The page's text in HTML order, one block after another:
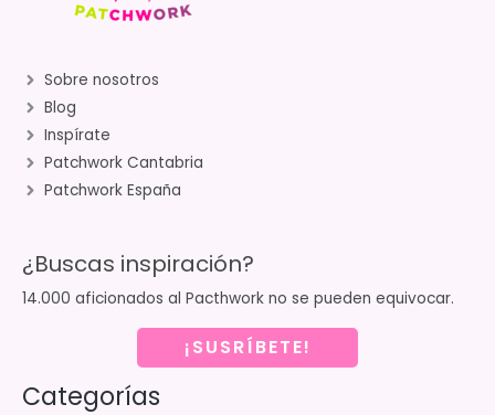
Sobre nosotros
Blog
Inspírate
Patchwork Cantabria
Patchwork España
¿Buscas inspiración?
14.000 aficionados al Pacthwork no se pueden equivocar.
¡SUSRÍBETE!
Categorías